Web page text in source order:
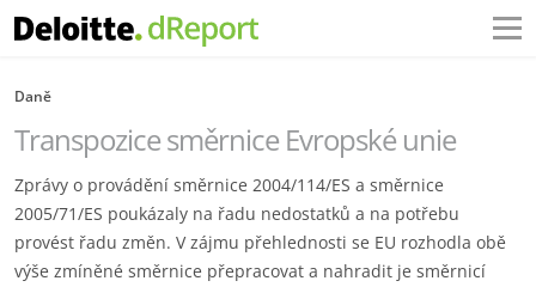
Daně
Transpozice směrnice Evropské unie
Zprávy o provádění směrnice 2004/114/ES a směrnice
2005/71/ES poukázaly na řadu nedostatků a na potřebu
provést řadu změn. V zájmu přehlednosti se EU rozhodla obě
výše zmíněné směrnice přepracovat a nahradit je směrnicí